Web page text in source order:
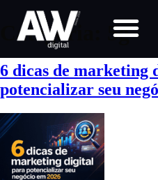
Categoria: 5g
6 dicas de marketing
potencializar seu